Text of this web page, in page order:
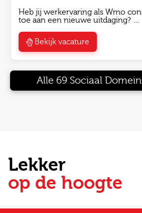
Heb jij werkervaring als Wmo
toe aan een nieuwe uitdaging? …
Bekijk vacature
Alle 69 Sociaal
Lekker
op de hoogte